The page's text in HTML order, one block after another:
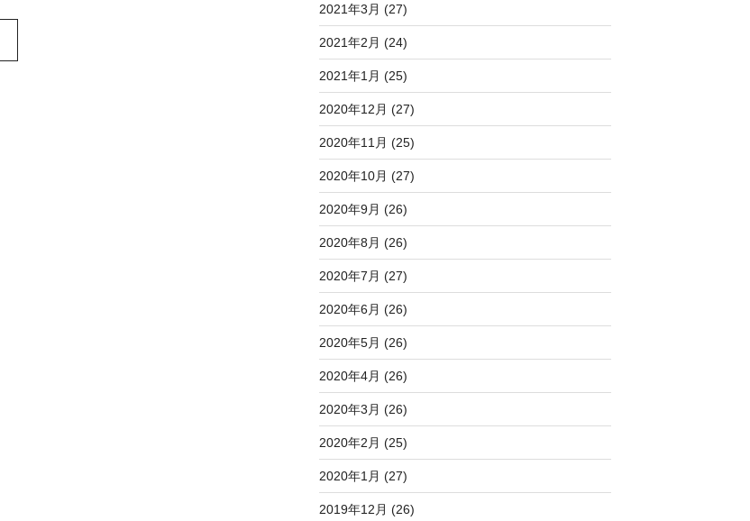
2021年3月 (27)
2021年2月 (24)
2021年1月 (25)
2020年12月 (27)
2020年11月 (25)
2020年10月 (27)
2020年9月 (26)
2020年8月 (26)
2020年7月 (27)
2020年6月 (26)
2020年5月 (26)
2020年4月 (26)
2020年3月 (26)
2020年2月 (25)
2020年1月 (27)
2019年12月 (26)